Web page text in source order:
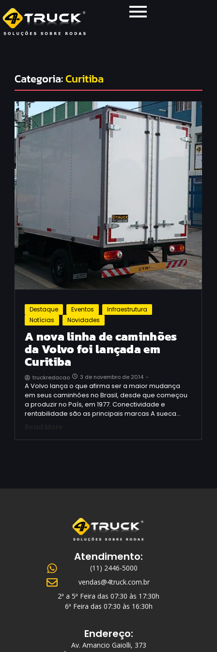
Categoria:Curitiba
Destaque Eventos
Infraestrutura
Notícias
Novidades
A nova linha de caminhões
da Volvo foi lançada em
Curitiba
truckredacao 3 de novembro de 2014 -
A Volvo lança o que afirma ser a maior mudança
em seus caminhões no Brasil, desde que começou
a produzir no País, em 1977. Conectividade e
rentabilidade são as principais marcas A sueca…
Atendimento:
(11) 2446-5000
vendas@4truck.com.br
2ª a 5ª Feira das 07:30 às 17:30h
6ª Feira das 07:30 às 16:30h
Endereço:
Av. Amancio Gaiolli, 373